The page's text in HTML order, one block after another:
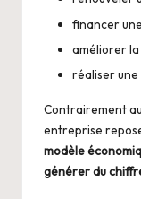
financer
améliorer
réaliser
Contrairement
entreprise
modèle
générer du